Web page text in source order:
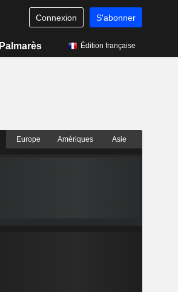
Connexion S'abonner
Palmarès Édition française
Europe Amériques Asie